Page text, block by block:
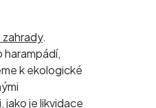
zahrady.
harampádí,
k ekologické
je likvidace